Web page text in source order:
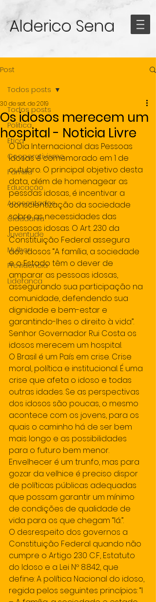
Alderico Sena
Post
Todos posts
Politica
Etica
Cooperativismo
Familia
Educação
Aposentados
Cidadania
Juventude
Mulher
Previdencia
Lideranca
Todos posts
Os idosos merecem um
hospital - Noticia Livre
30 de set. de 2019
O Dia Internacional das Pessoas
Idosas é comemorado em 1 de
outubro. O principal objetivo desta
data, além de homenagear as
pessoas idosas, é incentivar a
conscientização da sociedade
sobre as necessidades das
pessoas idosas. O Art. 230 da
Constituição Federal assegura
aos idosos “A família, a sociedade
e o Estado têm o dever de
amparar as pessoas idosas,
assegurando sua participação na
comunidade, defendendo sua
dignidade e bem-estar e
garantindo-lhes o direito à vida”.
Senhor Governador Rui Costa os
idosos merecem um hospital.
O Brasil é um País em crise. Crise
moral, política e institucional. É uma
crise que afeta o idoso e todas
outras idades. Se as perspectivas
dos idosos são poucas, o mesmo
acontece com os jovens, para os
quais o caminho há de ser bem
mais longo e as possibilidades
para o futuro bem menor.
Envelhecer é um trunfo, mas para
gozar da velhice é preciso dispor
de políticas públicas adequadas
que possam garantir um mínimo
de condições de qualidade de
vida para os que chegam “lá.”.
O desrespeito dos governos a
Constituição Federal quando não
cumpre o Artigo 230 C.F, Estatuto
do Idoso e a Lei Nº 8.842, que
define: A política Nacional do idoso,
regida pelos seguintes princípios: “I